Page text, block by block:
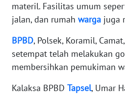
materil. Fasilitas umum
jalan, dan rumah warga juga
BPBD, Polsek, Koramil,
setempat telah melakukan
membersihkan pemukiman
Kalaksa BPBD Tapsel, Umar
WN
NTB
WN
SULTENG
SULBAR